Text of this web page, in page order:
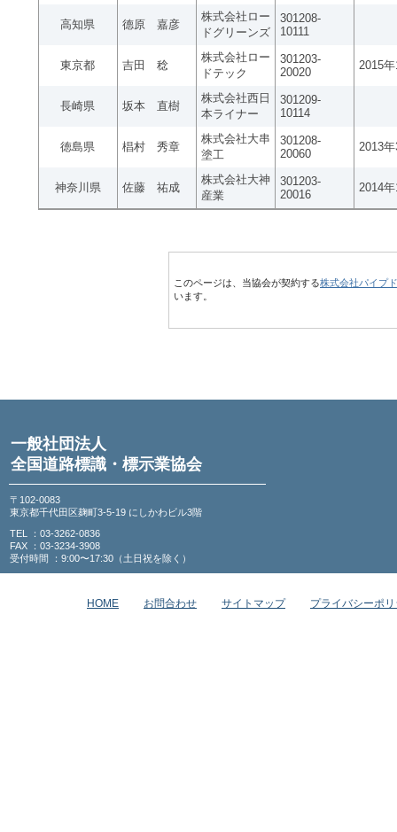
高知県 德原 嘉彦
株式会社ロー
ドグリーンズ
301208-
10111
東京都 吉田 稔
株式会社ロー
ドテック
301203-
20020
2015
長崎県 坂本 直樹
株式会社西日
本ライナー
301209-
10114
徳島県 椙村 秀章
株式会社大串
塗工
301208-
20060
2013
神奈川県 佐藤 祐成
株式会社大神
産業
301203-
20016
2014
このページは、当協会が契約する株式会社パイプ
います。
一般社団法人
全国道路標識・標示業協会
〒102-0083
東京都千代田区麹町3-5-19 にしかわビル3階
TEL ：03-3262-0836
FAX ：03-3234-3908
受付時間 ：9:00〜17:30（土日祝を除く）
HOME お問合わせ サイトマップ プライバシーポ